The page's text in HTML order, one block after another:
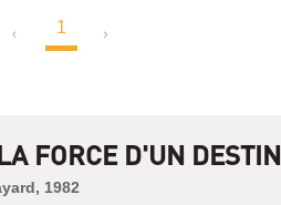
1
FORCE D'UN DESTIN
1982